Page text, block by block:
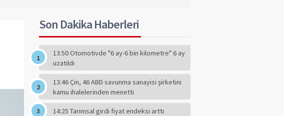
Son Dakika Haberleri
13:50 Otomotivde "6 ay-6 bin kilometre" 6 ay
uzatıldı
13:46 Çin, 46 ABD savunma sanayisi şirketini
kamu ihalelerinden menetti
14:25 Tarımsal girdi fiyat endeksi arttı